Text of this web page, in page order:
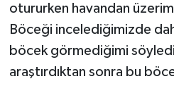
otururken havandan
Böceği incelediğimizde
böcek görmediğimi
araştırdıktan sonra bu